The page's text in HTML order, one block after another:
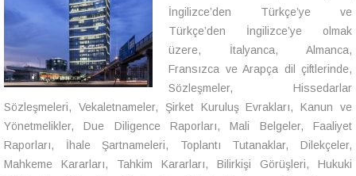
İngilizce’den Türkçe’ye ve
Türkçe’den İngilizce’ye olmak
üzere, İtalyanca, Almanca,
Fransızca ve Arapça dil çiftlerinde,
Sözleşmeler, Hissedarlar
Sözleşmeleri, Vekaletnameler, Şirket Kuruluş Evrakları, Kanun ve
Yönetmelikler, Due Diligence Raporları, Mali Belgeler, Faaliyet
Raporları, İhale Şartnameleri, Toplantı Tutanaklar, Dilekçeler,
Mahkeme Kararları, Tahkim Kararları, Bilirkişi Görüşleri, Hukuki